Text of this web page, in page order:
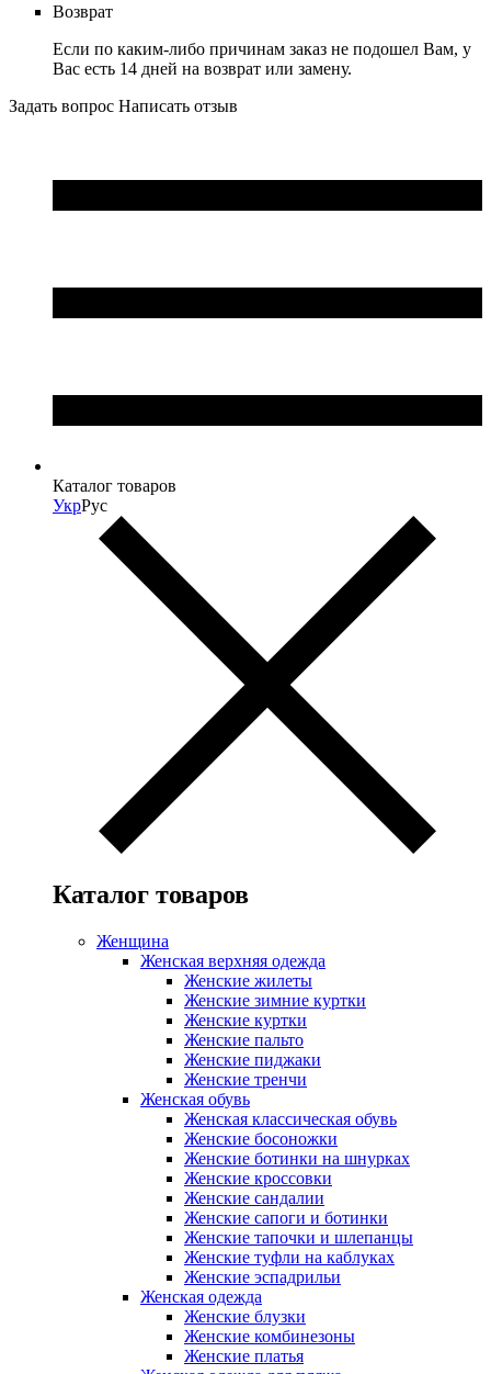
Возврат
Если по каким-либо причинам заказ не подошел Вам, у
Вас есть 14 дней на возврат или замену.
Задать вопрос Написать отзыв
Каталог товаров
УкрРус
Каталог товаров
Женщина
Женская верхняя одежда
Женские жилеты
Женские зимние куртки
Женские куртки
Женские пальто
Женские пиджаки
Женские тренчи
Женская обувь
Женская классическая обувь
Женские босоножки
Женские ботинки на шнурках
Женские кроссовки
Женские сандалии
Женские сапоги и ботинки
Женские тапочки и шлепанцы
Женские туфли на каблуках
Женские эспадрильи
Женская одежда
Женские блузки
Женские комбинезоны
Женские платья